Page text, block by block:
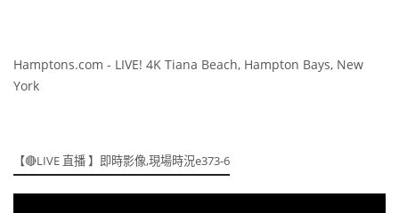
Hamptons.com - LIVE! 4K Tiana Beach, Hampton Bays, New
York
【🔴LIVE 直播 】即時影像,現場時況e373-6